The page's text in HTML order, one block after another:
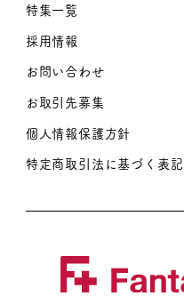
特集一覧
採用情報
お問い合わせ
お取引先募集
個人情報保護方針
特定商取引法に基づく表記